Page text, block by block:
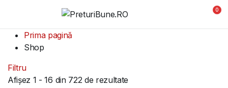
0
Prima pagină
Shop
Filtru
Afișez 1 - 16 din 722 de rezultate